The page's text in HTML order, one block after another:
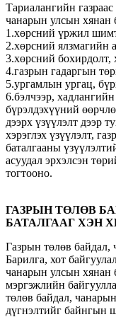
Тариалангийн
чанарын улсын хянан
1.хөрсний үржил
2.хөрсний ялзмагийн
3.хөрсний бохирдолт,
4.газрын гадаргын
5.ургамлын ургац,
6.бэлчээр,
бүрэлдэхүүний
дээрх үзүүлэлт дээр
хэрэглэх үзүүлэлт,
баталгааны
асуудал эрхэлсэн
тогтооно.
ГАЗРЫН ТӨЛӨВ
БАТАЛГААГ ХЭН
Газрын төлөв байдал,
Барилга, хот
чанарын улсын хянан
мэргэжлийн
төлөв байдал,
дүгнэлтийг байнгын